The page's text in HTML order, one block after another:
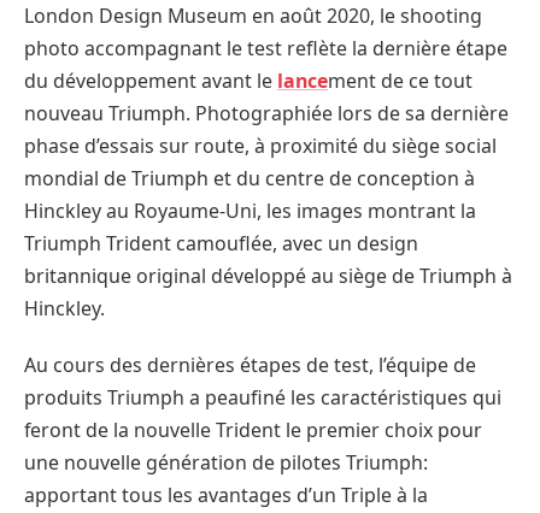
London Design Museum en août 2020, le shooting
photo accompagnant le test reflète la dernière étape
du développement avant le lancement de ce tout
nouveau Triumph. Photographiée lors de sa dernière
phase d’essais sur route, à proximité du siège social
mondial de Triumph et du centre de conception à
Hinckley au Royaume-Uni, les images montrant la
Triumph Trident camouflée, avec un design
britannique original développé au siège de Triumph à
Hinckley.
Au cours des dernières étapes de test, l’équipe de
produits Triumph a peaufiné les caractéristiques qui
feront de la nouvelle Trident le premier choix pour
une nouvelle génération de pilotes Triumph:
apportant tous les avantages d’un Triple à la